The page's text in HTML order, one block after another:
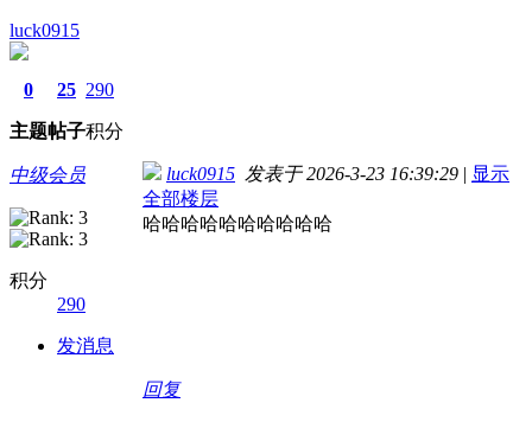
luck0915
0
主题
25
帖子
290
积分
中级会员
积分
290
发消息
luck0915 发表于 2026-3-23 16:39:29 | 显示
全部楼层
哈哈哈哈哈哈哈哈哈哈
回复